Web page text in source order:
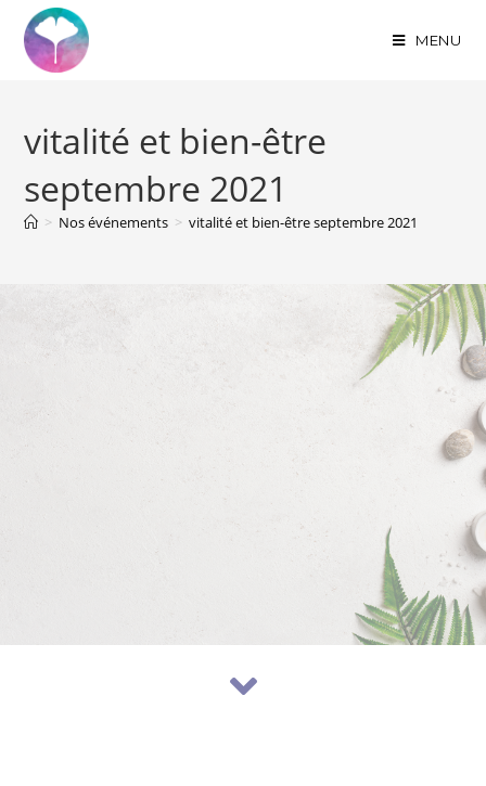
MENU
vitalité et bien-être
septembre 2021
> Nos événements > vitalité et bien-être septembre 2021